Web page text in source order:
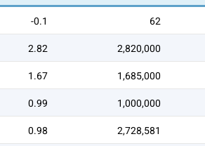
62
-0.1
2,820,000
2.82
1,685,000
1.67
1,000,000
0.99
2,728,581
0.98